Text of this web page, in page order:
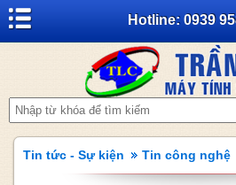
Hotline: 0939
Tin tức - Sự kiện Tin công nghệ